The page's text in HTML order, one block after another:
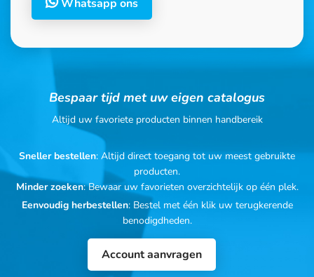
Whatsapp ons
Bespaar tijd met uw eigen catalogus
Altijd uw favoriete producten binnen handbereik
Sneller bestellen: Altijd direct toegang tot uw meest gebruikte
producten.
Minder zoeken: Bewaar uw favorieten overzichtelijk op één plek.
Eenvoudig herbestellen: Bestel met één klik uw terugkerende
benodigdheden.
Account aanvragen